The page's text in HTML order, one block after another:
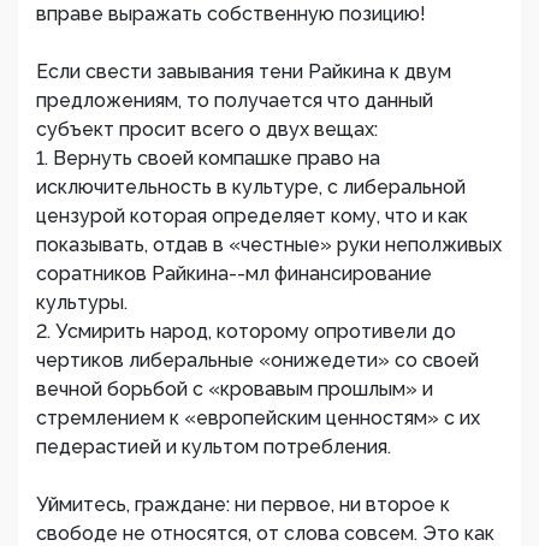
вправе выражать собственную позицию!
Если свести завывания тени Райкина к двум
предложениям, то получается что данный
субъект просит всего о двух вещах:
1. Вернуть своей компашке право на
исключительность в культуре, с либеральной
цензурой которая определяет кому, что и как
показывать, отдав в «честные» руки неполживых
соратников Райкина--мл финансирование
культуры.
2. Усмирить народ, которому опротивели до
чертиков либеральные «онижедети» со своей
вечной борьбой с «кровавым прошлым» и
стремлением к «европейским ценностям» с их
педерастией и культом потребления.
Уймитесь, граждане: ни первое, ни второе к
свободе не относятся, от слова совсем. Это как